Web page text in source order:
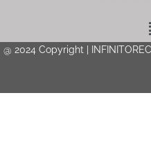
@ 2024 Copyright |